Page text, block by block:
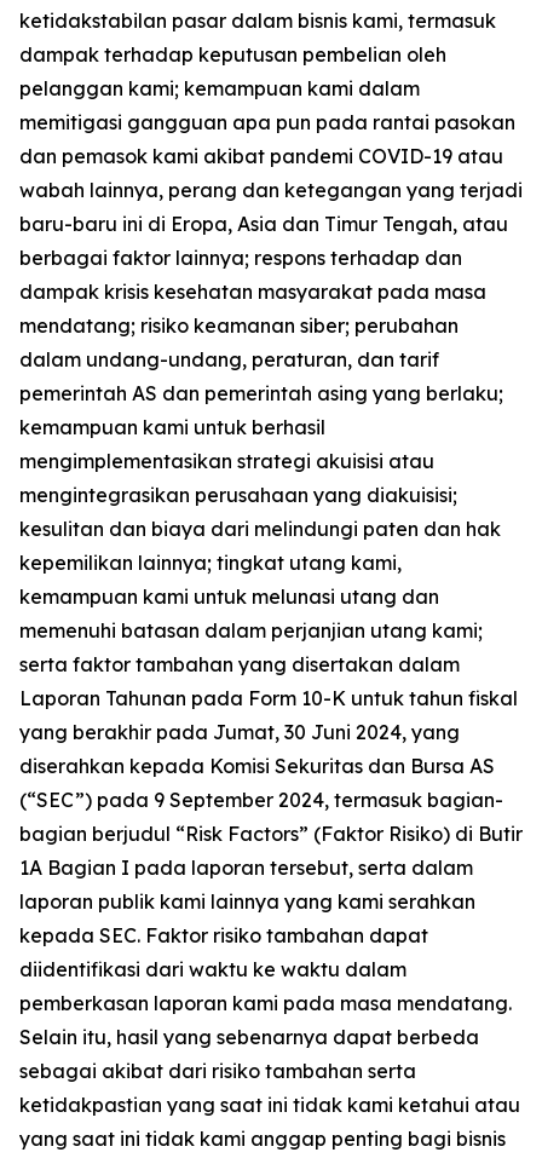
ketidakstabilan pasar dalam bisnis kami, termasuk
dampak terhadap keputusan pembelian oleh
pelanggan kami; kemampuan kami dalam
memitigasi gangguan apa pun pada rantai pasokan
dan pemasok kami akibat pandemi COVID-19 atau
wabah lainnya, perang dan ketegangan yang terjadi
baru-baru ini di Eropa, Asia dan Timur Tengah, atau
berbagai faktor lainnya; respons terhadap dan
dampak krisis kesehatan masyarakat pada masa
mendatang; risiko keamanan siber; perubahan
dalam undang-undang, peraturan, dan tarif
pemerintah AS dan pemerintah asing yang berlaku;
kemampuan kami untuk berhasil
mengimplementasikan strategi akuisisi atau
mengintegrasikan perusahaan yang diakuisisi;
kesulitan dan biaya dari melindungi paten dan hak
kepemilikan lainnya; tingkat utang kami,
kemampuan kami untuk melunasi utang dan
memenuhi batasan dalam perjanjian utang kami;
serta faktor tambahan yang disertakan dalam
Laporan Tahunan pada Form 10-K untuk tahun fiskal
yang berakhir pada Jumat, 30 Juni 2024, yang
diserahkan kepada Komisi Sekuritas dan Bursa AS
(“SEC”) pada 9 September 2024, termasuk bagian-
bagian berjudul “Risk Factors” (Faktor Risiko) di Butir
1A Bagian I pada laporan tersebut, serta dalam
laporan publik kami lainnya yang kami serahkan
kepada SEC. Faktor risiko tambahan dapat
diidentifikasi dari waktu ke waktu dalam
pemberkasan laporan kami pada masa mendatang.
Selain itu, hasil yang sebenarnya dapat berbeda
sebagai akibat dari risiko tambahan serta
ketidakpastian yang saat ini tidak kami ketahui atau
yang saat ini tidak kami anggap penting bagi bisnis